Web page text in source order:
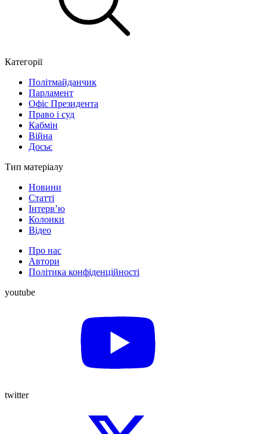
Категорії
Політмайданчик
Парламент
Офіс Президента
Право і суд
Кабмін
Війна
Досьє
Тип матеріалу
Новини
Статті
Інтерв’ю
Колонки
Відео
Про нас
Автори
Політика конфіденційності
youtube
twitter